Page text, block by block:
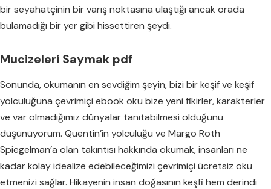
bir seyahatçinin bir varış noktasına ulaştığı ancak orada
bulamadığı bir yer gibi hissettiren şeydi.
Mucizeleri Saymak pdf
Sonunda, okumanın en sevdiğim şeyin, bizi bir keşif ve keşif
yolculuğuna çevrimiçi ebook oku bize yeni fikirler, karakterler
ve var olmadığımız dünyalar tanıtabilmesi olduğunu
düşünüyorum. Quentin’in yolculuğu ve Margo Roth
Spiegelman’a olan takıntısı hakkında okumak, insanları ne
kadar kolay idealize edebileceğimizi çevrimiçi ücretsiz oku
etmenizi sağlar. Hikayenin insan doğasının keşfi hem derindi